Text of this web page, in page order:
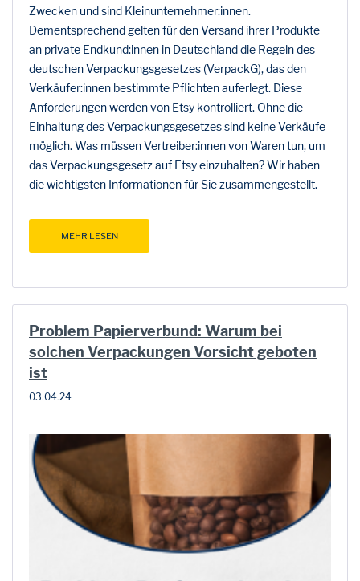
Zwecken und sind Kleinunternehmer:innen.
Dementsprechend gelten für den Versand ihrer Produkte
an private Endkund:innen in Deutschland die Regeln des
deutschen Verpackungsgesetzes (VerpackG), das den
Verkäufer:innen bestimmte Pflichten auferlegt. Diese
Anforderungen werden von Etsy kontrolliert. Ohne die
Einhaltung des Verpackungsgesetzes sind keine Verkäufe
möglich. Was müssen Vertreiber:innen von Waren tun, um
das Verpackungsgesetz auf Etsy einzuhalten? Wir haben
die wichtigsten Informationen für Sie zusammengestellt.
MEHR LESEN
Problem Papierverbund: Warum bei
solchen Verpackungen Vorsicht geboten
ist
03.04.24